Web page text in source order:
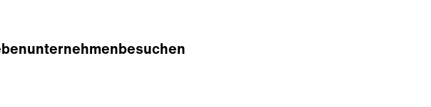
unternehmenbesuchen